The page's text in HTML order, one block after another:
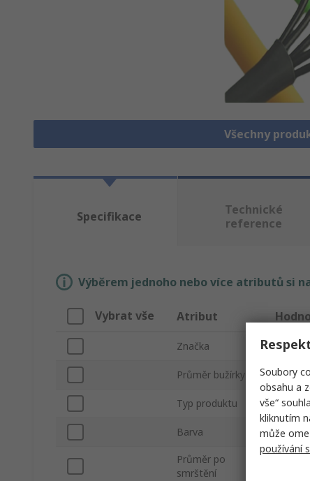
Všechny
Specifikace
Technické
reference
Výběrem jednoho nebo více atributů si
Vybrat vše Atribut
Značka Alpha
Průměr bužírky 0.187in
Typ produktu
Barva
Průměr po
smrštění
Soubory
obsahu a
vše“
kliknutím
může
používání